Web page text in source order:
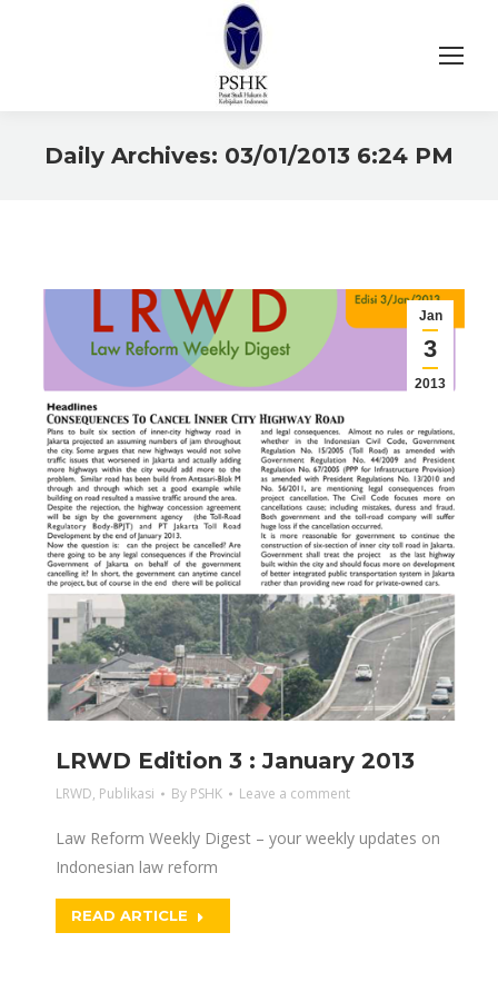
Daily Archives: 03/01/2013 6:24 PM
Jan
3
2013
LRWD Edition 3 : January 2013
LRWD, Publikasi By PSHK Leave a comment
Law Reform Weekly Digest – your weekly updates on
Indonesian law reform
READ ARTICLE